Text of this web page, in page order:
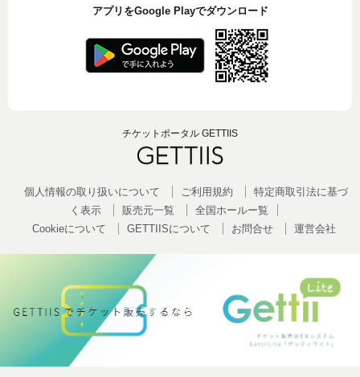
アプリをGoogle Playでダウンロード
チケットポータル GETTIIS
個人情報の取り扱いについて ご利用規約
特定商取引法に基づ
く表示
販売元一覧
全国ホールー覧
Cookieについて
GETTIISについて お問合せ 運営会社